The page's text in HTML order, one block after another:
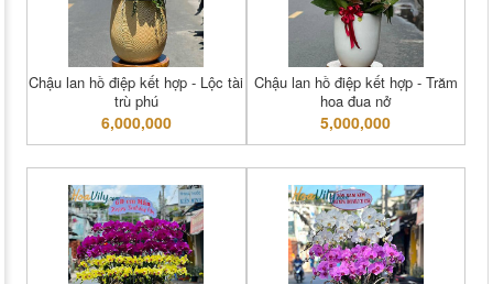
Chậu lan hồ điệp kết hợp - Lộc tài
trù phú
6,000,000
Chậu lan hồ điệp kết hợp - Trăm
hoa đua nở
5,000,000